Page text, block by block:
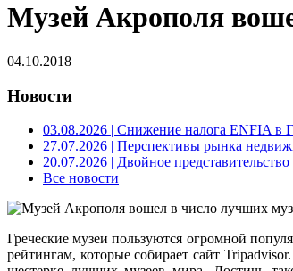
Музей Акрополя
04.10.2018
Новости
03.08.2026 | Снижение налога ENFIA в
27.07.2026 | Перспективы рынка
20.07.2026 | Двойное
Все новости
Греческие музеи пользуются огромной
рейтингам, которые собирает сайт